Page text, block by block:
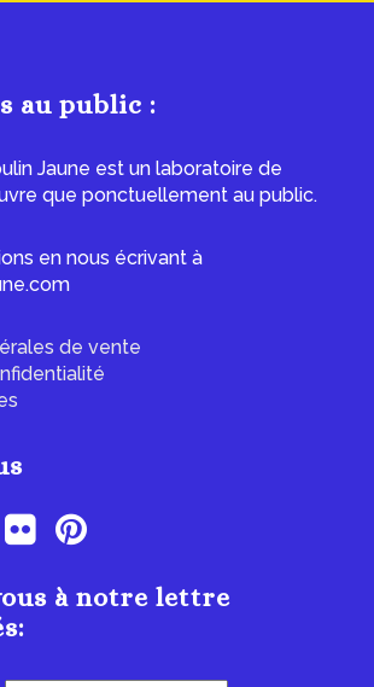
au public :
Jaune est un laboratoire de
que ponctuellement au public.
en nous écrivant à
de vente
à notre lettre